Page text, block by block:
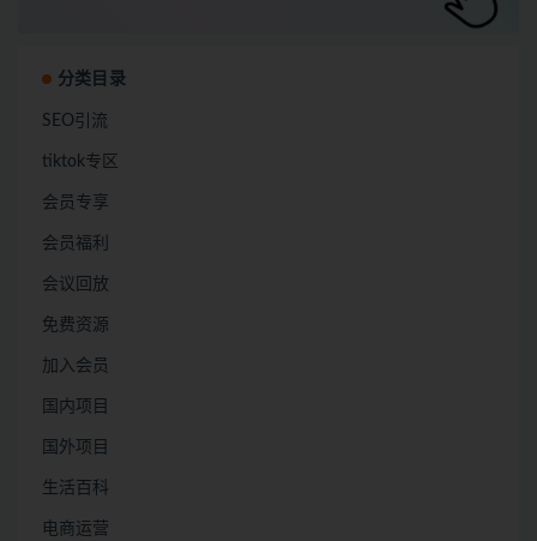
分类目录
SEO引流
tiktok专区
会员专享
会员福利
会议回放
免费资源
加入会员
国内项目
国外项目
生活百科
电商运营